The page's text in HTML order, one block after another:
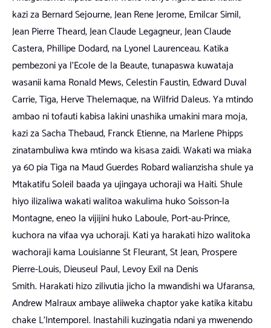
kazi za Bernard Sejourne, Jean Rene Jerome, Emilcar Simil,
Jean Pierre Theard, Jean Claude Legagneur, Jean Claude
Castera, Phillipe Dodard, na Lyonel Laurenceau. Katika
pembezoni ya l’Ecole de la Beaute, tunapaswa kuwataja
wasanii kama Ronald Mews, Celestin Faustin, Edward Duval
Carrie, Tiga, Herve Thelemaque, na Wilfrid Daleus. Ya mtindo
ambao ni tofauti kabisa lakini unashika umakini mara moja,
kazi za Sacha Thebaud, Franck Etienne, na Marlene Phipps
zinatambuliwa kwa mtindo wa kisasa zaidi. Wakati wa miaka
ya 60 pia Tiga na Maud Guerdes Robard walianzisha shule ya
Mtakatifu Soleil baada ya ujingaya uchoraji wa Haiti. Shule
hiyo ilizaliwa wakati walitoa wakulima huko Soisson-la
Montagne, eneo la vijijini huko Laboule, Port-au-Prince,
kuchora na vifaa vya uchoraji. Kati ya harakati hizo walitoka
wachoraji kama Louisianne St Fleurant, St Jean, Prospere
Pierre-Louis, Dieuseul Paul, Levoy Exil na Denis
Smith. Harakati hizo zilivutia jicho la mwandishi wa Ufaransa,
Andrew Malraux ambaye aliiweka chaptor yake katika kitabu
chake L’Intemporel. Inastahili kuzingatia ndani ya mwenendo